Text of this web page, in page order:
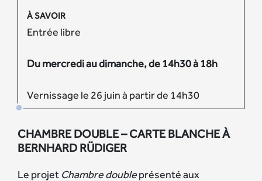
À SAVOIR
Entrée libre
Du mercredi au dimanche, de 14h30 à 18h
Vernissage le 26 juin à partir de 14h30
CHAMBRE DOUBLE – CARTE BLANCHE À
BERNHARD RÜDIGER
Le projet Chambre doubleprésenté aux